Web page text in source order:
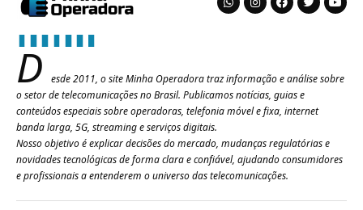
D
esde 2011, o site Minha Operadora traz informação e análise sobre
o setor de telecomunicações no Brasil. Publicamos notícias, guias e
conteúdos especiais sobre operadoras, telefonia móvel e fixa, internet
banda larga, 5G, streaming e serviços digitais.
Nosso objetivo é explicar decisões do mercado, mudanças regulatórias e
novidades tecnológicas de forma clara e confiável, ajudando consumidores
e profissionais a entenderem o universo das telecomunicações.